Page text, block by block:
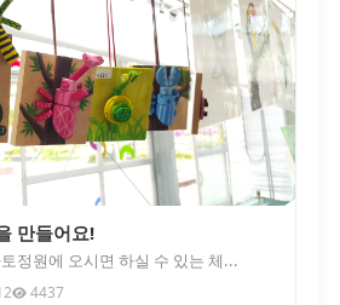
만들어요!
정원에 오시면 하실 수 있는 체...
4437